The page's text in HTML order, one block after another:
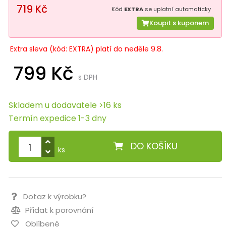
719 Kč Kód EXTRA se uplatní automaticky
Koupit s kuponem
Extra sleva (kód: EXTRA) platí do neděle 9.8.
799 Kč s DPH
Skladem u dodavatele >16 ks
Termín expedice 1-3 dny
DO KOŠÍKU
ks
Dotaz k výrobku?
Přidat k porovnání
Oblíbené